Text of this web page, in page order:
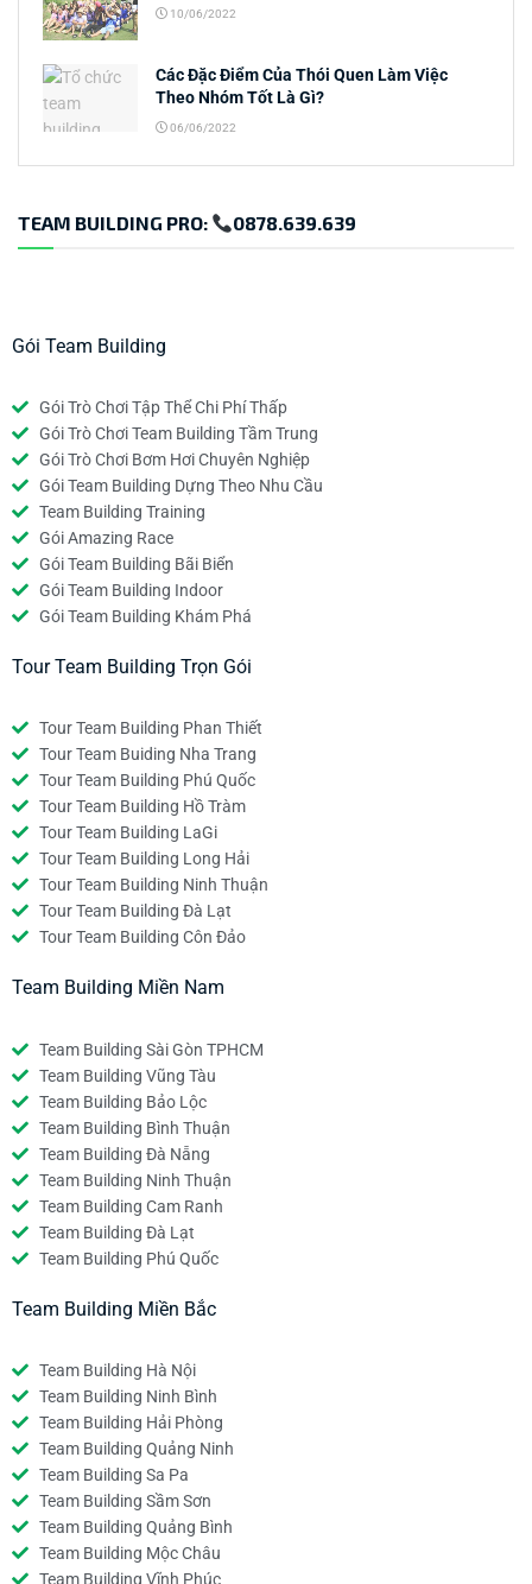
10/06/2022
Các Đặc Điểm Của Thói Quen Làm Việc
Theo Nhóm Tốt Là Gì?
06/06/2022
TEAM BUILDING PRO: 0878.639.639
Gói Team Building
Gói Trò Chơi Tập Thể Chi Phí Thấp
Gói Trò Chơi Team Building Tầm Trung
Gói Trò Chơi Bơm Hơi Chuyên Nghiệp
Gói Team Building Dựng Theo Nhu Cầu
Team Building Training
Gói Amazing Race
Gói Team Building Bãi Biển
Gói Team Building Indoor
Gói Team Building Khám Phá
Tour Team Building Trọn Gói
Tour Team Building Phan Thiết
Tour Team Buiding Nha Trang
Tour Team Building Phú Quốc
Tour Team Building Hồ Tràm
Tour Team Building LaGi
Tour Team Building Long Hải
Tour Team Building Ninh Thuận
Tour Team Building Đà Lạt
Tour Team Building Côn Đảo
Team Building Miền Nam
Team Building Sài Gòn TPHCM
Team Building Vũng Tàu
Team Building Bảo Lộc
Team Building Bình Thuận
Team Building Đà Nẵng
Team Building Ninh Thuận
Team Building Cam Ranh
Team Building Đà Lạt
Team Building Phú Quốc
Team Building Miền Bắc
Team Building Hà Nội
Team Building Ninh Bình
Team Building Hải Phòng
Team Building Quảng Ninh
Team Building Sa Pa
Team Building Sầm Sơn
Team Building Quảng Bình
Team Building Mộc Châu
Team Building Vĩnh Phúc